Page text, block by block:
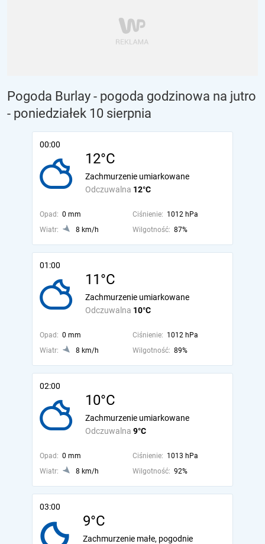
Pogoda Burlay - pogoda godzinowa na jutro
- poniedziałek 10 sierpnia
00:00
12°C
Odczuwalna 12°C
Zachmurzenie umiarkowane
Opad: 0 mm Ciśnienie: 1012 hPa
Wiatr:
8 km/h Wilgotność: 87%
01:00
11°C
Odczuwalna 10°C
Zachmurzenie umiarkowane
Opad: 0 mm Ciśnienie: 1012 hPa
Wiatr:
8 km/h Wilgotność: 89%
02:00
10°C
Odczuwalna 9°C
Zachmurzenie umiarkowane
Opad: 0 mm Ciśnienie: 1013 hPa
Wiatr:
8 km/h Wilgotność: 92%
03:00
9°C
Zachmurzenie małe, pogodnie